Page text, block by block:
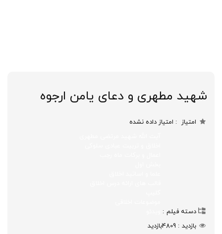
شهید مطهری و دعای یامن ارجوه
امتیاز امتیاز داده نشده
دسته فیلم
بازدید
4809بازدید